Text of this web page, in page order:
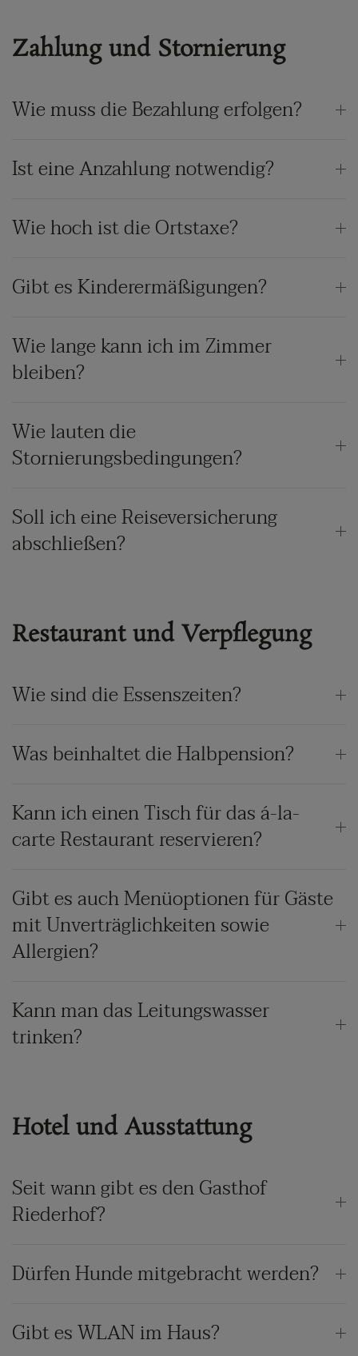
Zahlung und Stornierung
Wie muss die Bezahlung erfolgen?
Ist eine Anzahlung notwendig?
Wie hoch ist die Ortstaxe?
Gibt es Kinderermäßigungen?
Wie lange kann ich im Zimmer
bleiben?
Wie lauten die
Stornierungsbedingungen?
Soll ich eine Reiseversicherung
abschließen?
Restaurant und Verpflegung
Wie sind die Essenszeiten?
Was beinhaltet die Halbpension?
Kann ich einen Tisch für das á-la-
carte Restaurant reservieren?
Gibt es auch Menüoptionen für Gäste
mit Unverträglichkeiten sowie
Allergien?
Kann man das Leitungswasser
trinken?
Hotel und Ausstattung
Seit wann gibt es den Gasthof
Riederhof?
Dürfen Hunde mitgebracht werden?
Gibt es WLAN im Haus?